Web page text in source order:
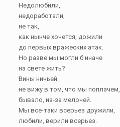
Недолюбили,
недоработали,
не так,
как нынче хочется, дожили
до первых вражеских атак.
Но разве мы могли б иначе
на свете жить?
Вины ничьей
не вижу в том, что мы поплачем,
бывало, из-за мелочей.
Мы все-таки всерьез дружили,
любили, верили всерьез.